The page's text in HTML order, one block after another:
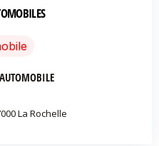
La Rochelle